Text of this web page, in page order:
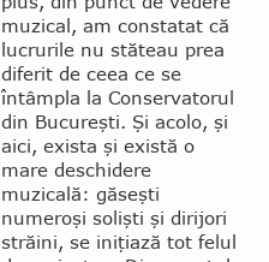
muzical, am constatat că
lucrurile nu stăteau prea
diferit de ceea ce se
întâmpla la Conservatorul
din Bucu­reşti. Şi acolo, şi
aici, exista şi există o
mare deschidere
muzicală: găseşti
numeroşi solişti şi dirijori
străini, se iniţiază tot felul